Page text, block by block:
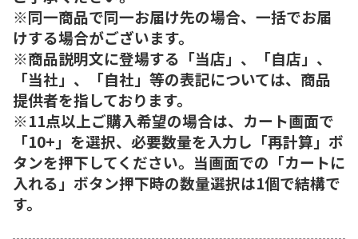
※同一商品で同一お届け先の場合、一括でお届
けする場合がございます。
※商品説明文に登場する「当店」、「自店」、
「当社」、「自社」等の表記については、商品
提供者を指しております。
※11点以上ご購入希望の場合は、カート画面で
「10+」を選択、必要数量を入力し「再計算」ボ
タンを押下してください。当画面での「カートに
入れる」ボタン押下時の数量選択は1個で結構で
す。